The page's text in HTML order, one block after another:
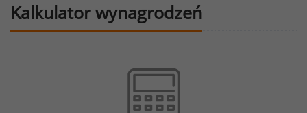
Kalkulator wynagrodzeń